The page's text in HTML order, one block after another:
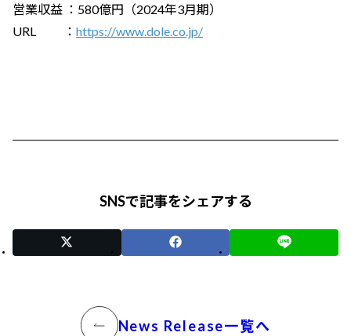
営業収益 ：580億円（2024年3月期）
URL ： https://www.dole.co.jp/
SNSで記事をシェアする
News Release一覧へ